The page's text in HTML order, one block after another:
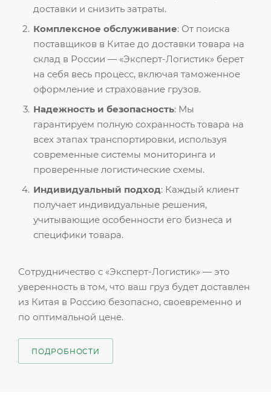
доставки и снизить затраты.
Комплексное обслуживание: От поиска
поставщиков в Китае до доставки товара на
склад в России — «Эксперт-Логистик» берет
на себя весь процесс, включая таможенное
оформление и страхование грузов.
Надежность и безопасность: Мы
гарантируем полную сохранность товара на
всех этапах транспортировки, используя
современные системы мониторинга и
проверенные логистические схемы.
Индивидуальный подход: Каждый клиент
получает индивидуальные решения,
учитывающие особенности его бизнеса и
специфики товара.
Сотрудничество с «Эксперт-Логистик» — это
уверенность в том, что ваш груз будет доставлен
из Китая в Россию безопасно, своевременно и
по оптимальной цене.
ПОДРОБНОСТИ